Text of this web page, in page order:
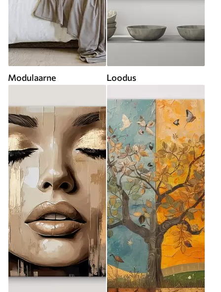
Modulaarne Loodus